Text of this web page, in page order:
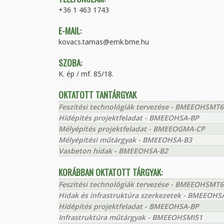
+36 1 463 1743
E-MAIL:
kovacs.tamas@emk.bme.hu
SZOBA:
K. ép / mf. 85/18.
OKTATOTT TANTÁRGYAK
Feszítési technológiák tervezése -
Hídépítés projektfeladat - BMEEOHSA-BP
Mélyépítés projektfeladat - BMEEOGMA-CP
Mélyépítési műtárgyak - BMEEOHSA-B3
Vasbeton hidak - BMEEOHSA-B2
KORÁBBAN OKTATOTT TÁRGYAK:
Feszítési technológiák tervezése -
Hidak és infrastruktúra szerkezetek -
Hídépítés projektfeladat - BMEEOHSA-BP
Infrastruktúra műtárgyak - BMEEOHSMI51